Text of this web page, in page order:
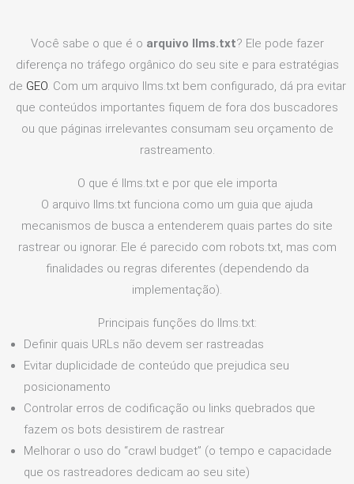
Você sabe o que é o arquivo llms.txt? Ele pode fazer
diferença no tráfego orgânico do seu site e para estratégias
de GEO. Com um arquivo llms.txt bem configurado, dá pra evitar
que conteúdos importantes fiquem de fora dos buscadores
ou que páginas irrelevantes consumam seu orçamento de
rastreamento.
O que é llms.txt e por que ele importa
O arquivo llms.txt funciona como um guia que ajuda
mecanismos de busca a entenderem quais partes do site
rastrear ou ignorar. Ele é parecido com robots.txt, mas com
finalidades ou regras diferentes (dependendo da
implementação).
Principais funções do llms.txt:
Definir quais URLs não devem ser rastreadas
Evitar duplicidade de conteúdo que prejudica seu
posicionamento
Controlar erros de codificação ou links quebrados que
fazem os bots desistirem de rastrear
Melhorar o uso do “crawl budget” (o tempo e capacidade
que os rastreadores dedicam ao seu site)